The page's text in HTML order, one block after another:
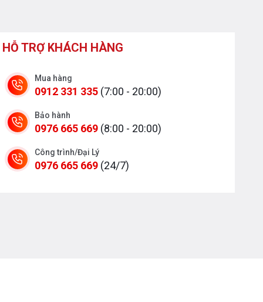
HỖ TRỢ KHÁCH HÀNG
Mua hàng
0912 331 335 (7:00 - 20:00)
Bảo hành
0976 665 669 (8:00 - 20:00)
Công trình/Đại Lý
0976 665 669 (24/7)